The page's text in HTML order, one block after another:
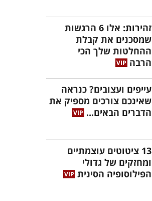
זהירות: אלו 6 הרגשות
שמסכנים את קבלת
ההחלטות שלך הכי
הרבה
עייפים ועצובים? כנראה
שאינכם צורכים מספיק את
הדברים הבאים...
13 ציטוטים עוצמתיים
ומחזקים של גדולי
הפילוסופיה הסינית